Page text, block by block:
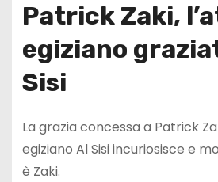
Patrick Zaki,
egiziano
Sisi
La grazia concessa a Patrick
egiziano Al Sisi incuriosisce e
è Zaki.